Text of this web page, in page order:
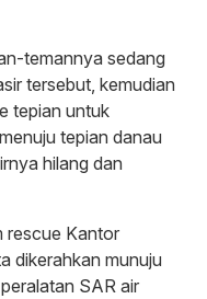
temannya sedang
tersebut, kemudian
tepian untuk
tepian danau
hilang dan
rescue Kantor
dikerahkan munuju
SAR air